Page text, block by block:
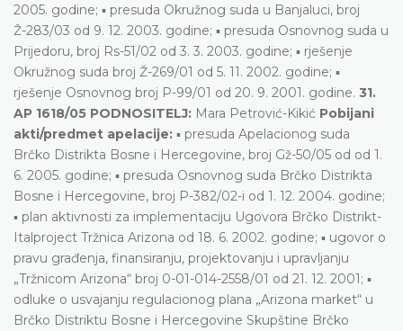
2005. godine; ▪ presuda Okružnog suda u Banjaluci, broj
Ž-283/03 od 9. 12. 2003. godine; ▪ presuda Osnovnog suda u
Prijedoru, broj Rs-51/02 od 3. 3. 2003. godine; ▪ rješenje
Okružnog suda broj Ž-269/01 od 5. 11. 2002. godine; ▪
rješenje Osnovnog broj P-99/01 od 20. 9. 2001. godine. 31.
AP 1618/05 PODNOSITELJ: Mara Petrović-Kikić Pobijani
akti/predmet apelacije: ▪ presuda Apelacionog suda
Brčko Distrikta Bosne i Hercegovine, broj Gž-50/05 od od 1.
6. 2005. godine; ▪ presuda Osnovnog suda Brčko Distrikta
Bosne i Hercegovine, broj P-382/02-i od 1. 12. 2004. godine;
▪ plan aktivnosti za implementaciju Ugovora Brčko Distrikt-
Italproject Tržnica Arizona od 18. 6. 2002. godine; ▪ ugovor o
pravu građenja, finansiranju, projektovanju i upravljanju
„Tržnicom Arizona“ broj 0-01-014-2558/01 od 21. 12. 2001; ▪
odluke o usvajanju regulacionog plana „Arizona market“ u
Brčko Distriktu Bosne i Hercegovine Skupštine Brčko